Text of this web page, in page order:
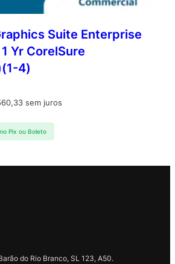
Suite Enterprise
Yr CorelSure
4)
sem juros
Pix ou Boleto
do Rio Branco, SL 123, A50.